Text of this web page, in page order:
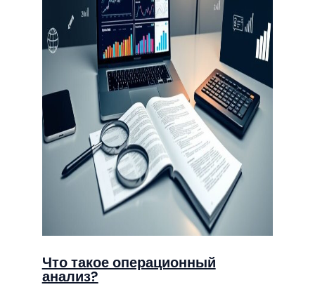
Что такое операционный
анализ?